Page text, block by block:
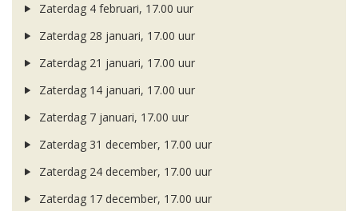
Zaterdag 4 februari, 17.00 uur
Zaterdag 28 januari, 17.00 uur
Zaterdag 21 januari, 17.00 uur
Zaterdag 14 januari, 17.00 uur
Zaterdag 7 januari, 17.00 uur
Zaterdag 31 december, 17.00 uur
Zaterdag 24 december, 17.00 uur
Zaterdag 17 december, 17.00 uur